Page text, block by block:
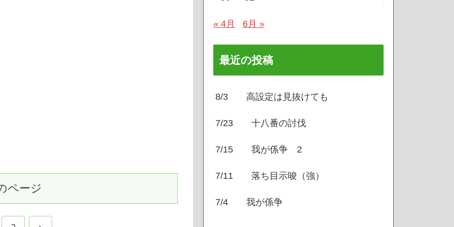
ページ
« 4月 6月 »
最近の投稿
8/3 高設定は見抜けても
7/23 十八番の討伐
7/15 我が係争 2
7/11 落ち目示唆（強）
7/4 我が係争